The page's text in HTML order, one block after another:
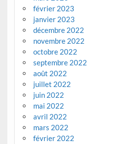
février 2023
janvier 2023
décembre 2022
novembre 2022
octobre 2022
septembre 2022
août 2022
juillet 2022
juin 2022
mai 2022
avril 2022
mars 2022
février 2022